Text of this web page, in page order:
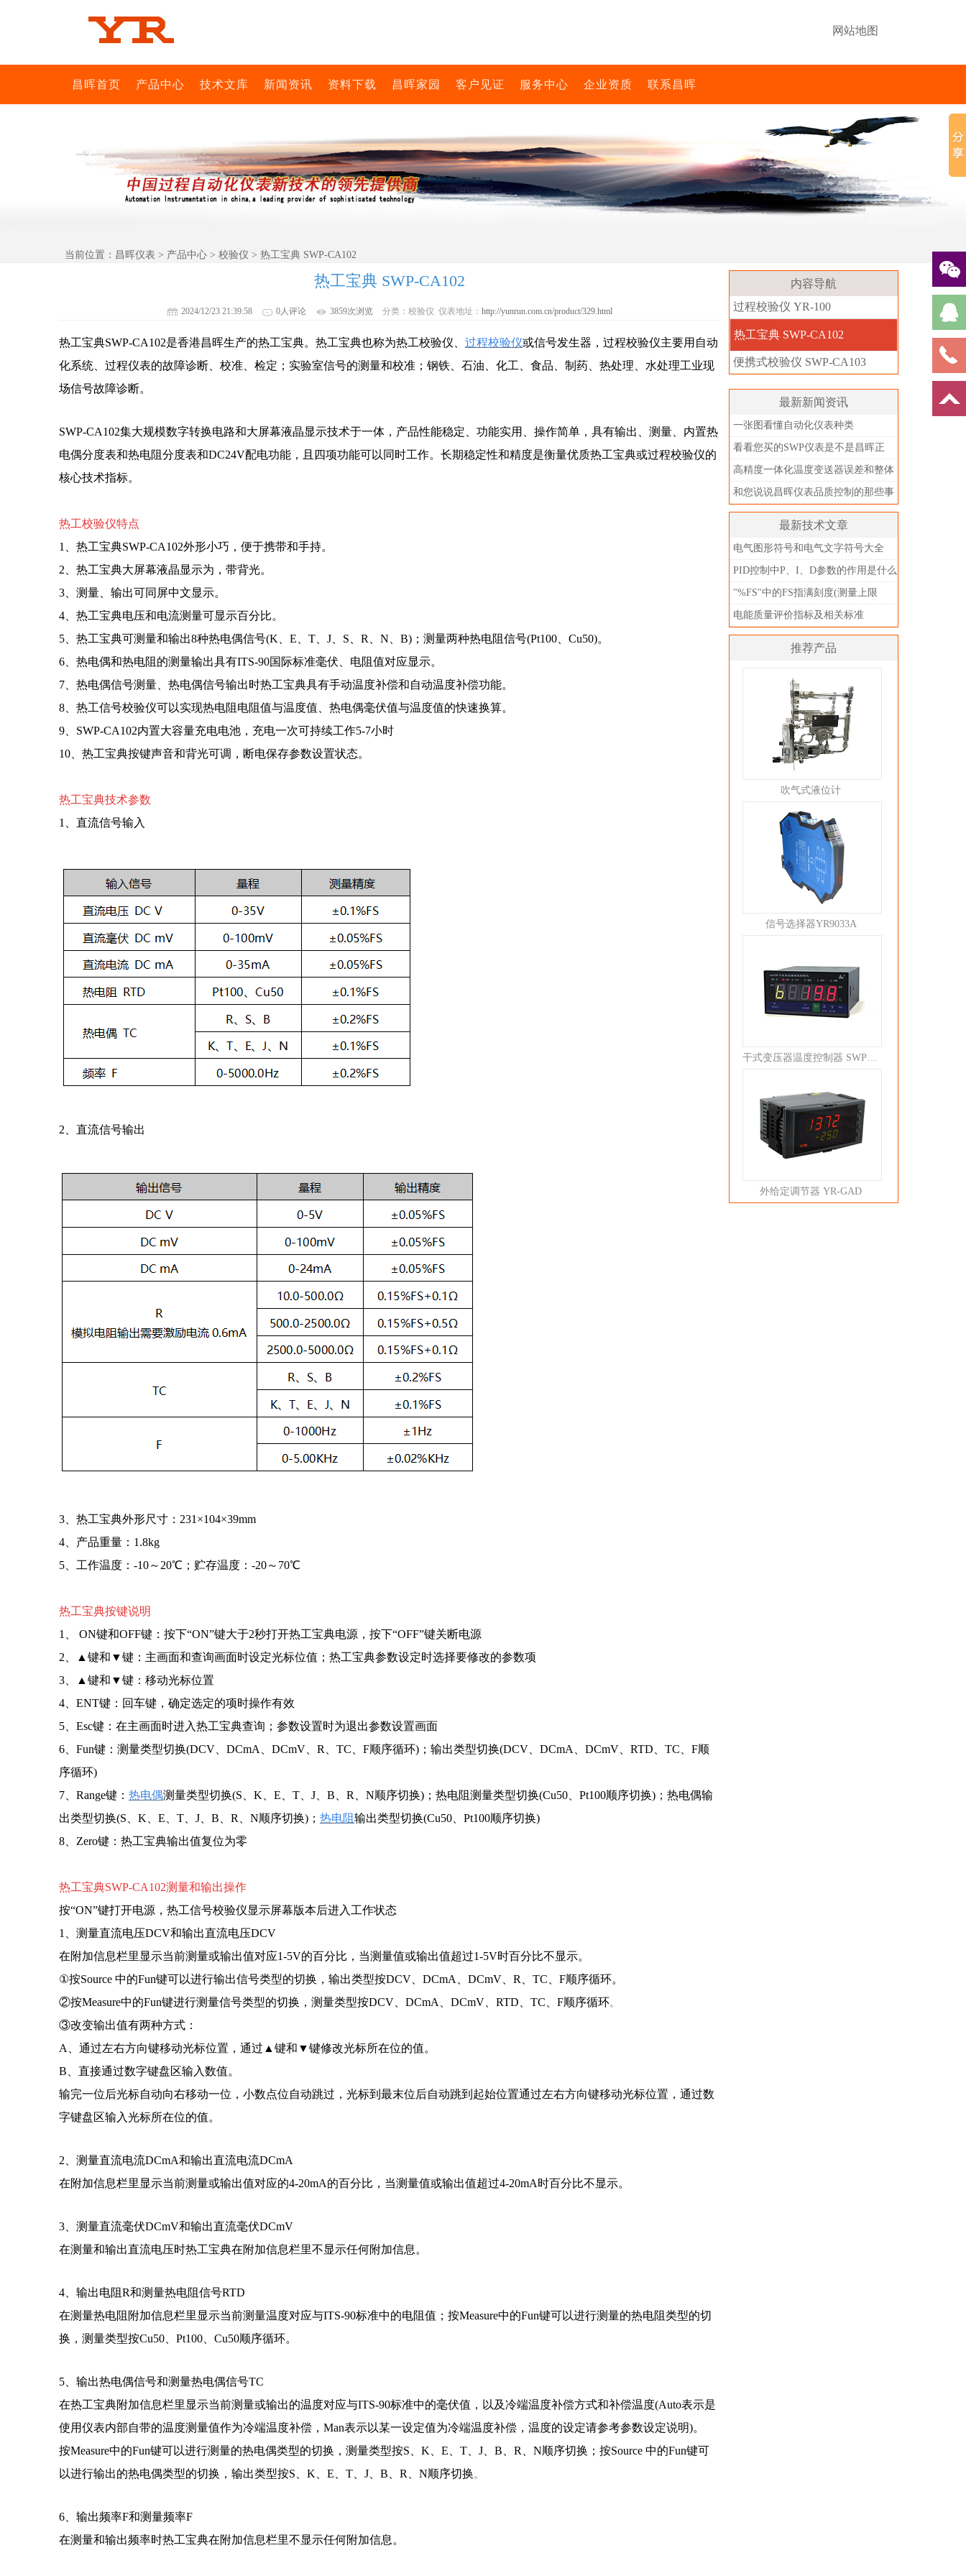
网站地图
昌晖首页 产品中心 技术文库 新闻资讯 资料下载 昌晖家园 客户见证 服务中心 企业资质 联系昌晖
当前位置： 昌晖仪表 > 产品中心 > 校验仪 > 热工宝典 SWP-CA102
热工宝典 SWP-CA102
2024/12/23 21:39:58 0人评论 3859次浏览 分类：校验仪 仪表地址：http://yunrun.com.cn/product/329.html
热工宝典SWP-CA102是香港昌晖生产的热工宝典。热工宝典也称为热工校验仪、 过程校验仪或信号发生器，过程校验仪主要用自动
化系统、过程仪表的故障诊断、校准、检定；实验室信号的测量和校准；钢铁、石油、化工、食品、制药、热处理、水处理工业现
场信号故障诊断。
SWP-CA102集大规模数字转换电路和大屏幕液晶显示技术于一体，产品性能稳定、功能实用、操作简单，具有输出、测量、内置热
电偶分度表和热电阻分度表和DC24V配电功能，且四项功能可以同时工作。 长期稳定性和精度是衡量优质热工宝典或过程校验仪的
核心技术指标。
热工校验仪特点
1、热工宝典SWP-CA102外形小巧，便于携带和手持。
2、热工宝典大屏幕液晶显示为，带背光。
3、测量、输出可同屏中文显示。
4、热工宝典电压和电流测量可显示百分比。
5、热工宝典可测量和输出8种热电偶信号(K、E、T、J、S、R、N、B)；测量两种热电阻信号(Pt100、Cu50)。
6、热电偶和热电阻的测量输出具有ITS-90国际标准毫伏、电阻值对应显示。
7、热电偶信号测量、热电偶信号输出时热工宝典具有手动温度补偿和自动温度补偿功能。
8、热工信号校验仪可以实现热电阻电阻值与温度值、热电偶毫伏值与温度值的快速换算。
9、SWP-CA102内置大容量充电电池，充电一次可持续工作5-7小时
10、热工宝典按键声音和背光可调，断电保存参数设置状态。
热工宝典技术参数
1、直流信号输入
2、直流信号输出
3、热工宝典外形尺寸：231×104×39mm
4、产品重量：1.8kg
5、工作温度：-10～20℃；贮存温度：-20～70℃
热工宝典按键说明
1、 ON键和OFF键： 按下“ON”键大于2秒打开热工宝典电源，按下“OFF”键关断电源
2、▲键和▼键： 主画面和查询画面时设定光标位值；热工宝典参数设定时选择要修改的参数项
3、▲键和▼键： 移动光标位置
4、ENT键： 回车键，确定选定的项时操作有效
5、Esc键： 在主画面时进入热工宝典查询；参数设置时为退出参数设置画面
6、Fun键： 测量类型切换(DCV、DCmA、DCmV、R、TC、F顺序循环)； 输出类型切换(DCV、DCmA、DCmV、RTD、 TC、F顺
序循环)
7、Range键： 热电偶测量类型切换(S、K、E、T、J、B、R、N顺序切换)； 热电阻测量类型切换(Cu50、Pt100顺序切换)； 热电偶输
出类型切换(S、K、E、T、J、B、R、N顺序切换)； 热电阻输出类型切换(Cu50、Pt100顺序切换)
8、Zero键：热工宝典输出值复位为零
热工宝典SWP-CA102测量和输出操作
按“ON”键打开电源，热工信号校验仪显示屏幕版本后进入工作状态
1、测量直流电压DCV和输出直流电压DCV
在附加信息栏里显示当前测量或输出值对应1-5V的百分比，当测量值或输出值超过1-5V时百分比不显示。
①按Source 中的Fun键可以进行输出信号类型的切换，输出类型按DCV、DCmA、DCmV、R、TC、F顺序循环。
②按Measure中的Fun键进行测量信号类型的切换，测量类型按DCV、DCmA、DCmV、RTD、TC、F顺序循环。
③改变输出值有两种方式：
A、通过左右方向键移动光标位置，通过▲键和▼键修改光标所在位的值。
B、直接通过数字键盘区输入数值。
输完一位后光标自动向右移动一位，小数点位自动跳过，光标到最末位后自动跳到起始位置通过左右方向键移动光标位置，通过数
字键盘区输入光标所在位的值。
2、测量直流电流DCmA和输出直流电流DCmA
在附加信息栏里显示当前测量或输出值对应的4-20mA的百分比，当测量值或输出值超过4-20mA时百分比不显示。
3、测量直流毫伏DCmV和输出直流毫伏DCmV
在测量和输出直流电压时热工宝典在附加信息栏里不显示任何附加信息。
4、输出电阻R和测量热电阻信号RTD
在测量热电阻附加信息栏里显示当前测量温度对应与ITS-90标准中的电阻值；按Measure中的Fun键可以进行测量的热电阻类型的切
换，测量类型按Cu50、Pt100、Cu50顺序循环。
5、输出热电偶信号和测量热电偶信号TC
在热工宝典附加信息栏里显示当前测量或输出的温度对应与ITS-90标准中的毫伏值，以及冷端温度补偿方式和补偿温度(Auto表示是
使用仪表内部自带的温度测量值作为冷端温度补偿，Man表示以某一设定值为冷端温度补偿，温度的设定请参考参数设定说明)。
按Measure中的Fun键可以进行测量的热电偶类型的切换，测量类型按S、K、E、T、J、B、R、N顺序切换；按Source 中的Fun键可
以进行输出的热电偶类型的切换，输出类型按S、K、E、T、J、B、R、N顺序切换。
6、输出频率F和测量频率F
在测量和输出频率时热工宝典在附加信息栏里不显示任何附加信息。
内容导航
过程校验仪 YR-100
热工宝典 SWP-CA102
便携式校验仪 SWP-CA103
最新新闻资讯
一张图看懂自动化仪表种类
看看您买的SWP仪表是不是昌晖正
品？别被忽悠了
高精度一体化温度变送器误差和整体
精度
和您说说昌晖仪表品质控制的那些事
儿
最新技术文章
电气图形符号和电气文字符号大全
PID控制中P、I、D参数的作用是什么
"%FS"中的FS指满刻度(测量上限
值)，不是指满量程
电能质量评价指标及相关标准
推荐产品
吹气式液位计
信号选择器YR9033A
干式变压器温度控制器 SWP-C80
外给定调节器 YR-GAD